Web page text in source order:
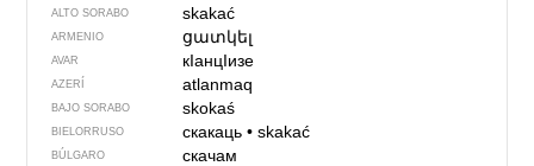
ALTO SORABO skakać
ARMENIO ցատկել
AVAR кIанцIизе
AZERÍ atlanmaq
BAJO SORABO skokaś
BIELORRUSO скакаць• skakać
BÚLGARO скачам